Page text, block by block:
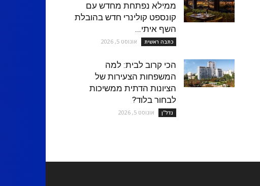
ממילא נפתחת מחדש עם
קונספט קולינרי חדש בהובלת
השף איתי...
כתבה ראשית אוגוסט 5, 2026
הכי קרוב לבית: למה
המשפחות הצעירות של
הציונות הדתית ממשיכות
לבחור בלוד?
נדל''ן אוגוסט 5, 2026